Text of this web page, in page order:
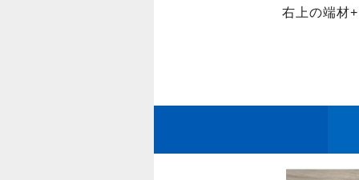
右上の端材